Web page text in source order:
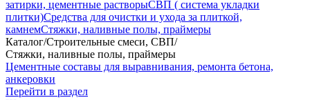
затирки, цементные растворыСВП ( система укладки
плитки)Средства для очистки и ухода за плиткой,
камнемСтяжки, наливные полы, праймеры
Каталог/Строительные смеси, СВП/
Стяжки, наливные полы, праймеры
Цементные составы для выравнивания, ремонта бетона,
анкеровки
Перейти в раздел